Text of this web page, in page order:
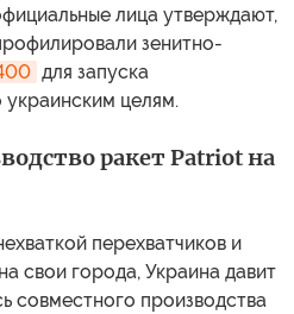
лица утверждают,
зенитно-
для запуска
украинским целям.
ракет Patriot на
перехватчиков и
свои города, Украина давит
совместного производства